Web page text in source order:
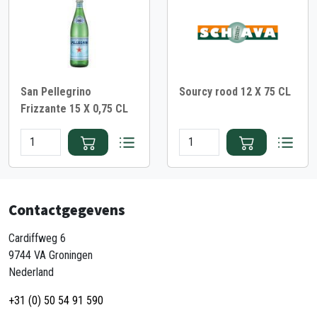
San Pellegrino
Frizzante 15 X 0,75 CL
Sourcy rood 12 X 75 CL
Contactgegevens
Cardiffweg 6
9744 VA Groningen
Nederland
+31 (0) 50 54 91 590